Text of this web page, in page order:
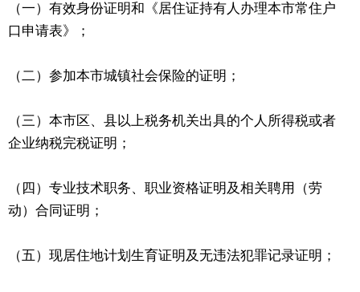
（一）有效身份证明和《居住证持有人办理本市常住户
口申请表》；
（二）参加本市城镇社会保险的证明；
（三）本市区、县以上税务机关出具的个人所得税或者
企业纳税完税证明；
（四）专业技术职务、职业资格证明及相关聘用（劳
动）合同证明；
（五）现居住地计划生育证明及无违法犯罪记录证明；